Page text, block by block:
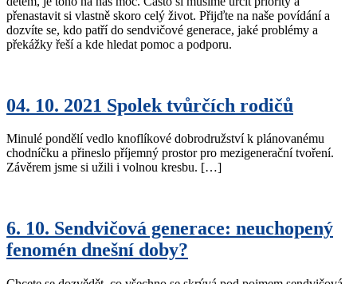
přenastavit si vlastně skoro celý život. Přijďte na naše povídání a
dozvíte se, kdo patří do sendvičové generace, jaké problémy a
překážky řeší a kde hledat pomoc a podporu.
04. 10. 2021 Spolek tvůrčích rodičů
Minulé pondělí vedlo knoflíkové dobrodružství k plánovanému
chodníčku a přineslo příjemný prostor pro mezigenerační tvoření.
Závěrem jsme si užili i volnou kresbu. […]
6. 10. Sendvičová generace: neuchopený
fenomén dnešní doby?